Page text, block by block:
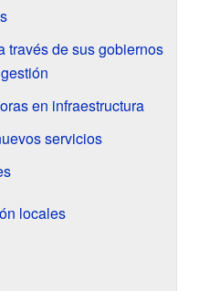
través de sus gobiernos
en infraestructura
servicios
locales